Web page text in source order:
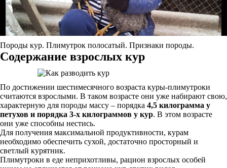
Породы кур. Плимутрок полосатый. Признаки породы.
Содержание взрослых кур
По достижении шестимесячного возраста куры-плимутроки
считаются взрослыми. В таком возрасте они уже набирают свою,
характерную для породы массу – порядка 4,5 килограмма у
петухов и порядка 3-х килограммов у кур. В этом возрасте
они уже способны нестись.
Для получения максимальной продуктивности, курам
необходимо обеспечить сухой, достаточно просторный и
светлый курятник.
Плимутроки в еде неприхотливы, рацион взрослых особей